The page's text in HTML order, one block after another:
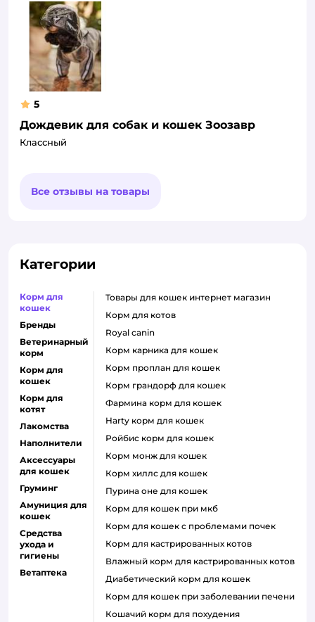
5
Дождевик для собак и кошек Зоозавр
Классный
Все отзывы на товары
Категории
Корм для
кошек
Бренды
Ветеринарный
корм
Корм для
кошек
Корм для
котят
Лакомства
Наполнители
Аксессуары
для кошек
Груминг
Амуниция для
кошек
Средства
ухода и
гигиены
Ветаптека
товары для кошек интернет магазин
корм для котов
royal canin
корм карника для кошек
корм проплан для кошек
корм грандорф для кошек
фармина корм для кошек
harty корм для кошек
ройбис корм для кошек
корм монж для кошек
корм хиллс для кошек
пурина оне для кошек
корм для кошек при мкб
корм для кошек с проблемами почек
Корм для кастрированных котов
влажный корм для кастрированных котов
диабетический корм для кошек
корм для кошек при заболевании печени
кошачий корм для похудения